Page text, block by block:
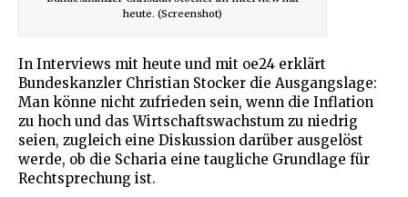
heute. (Screenshot)
In Interviews mit heute und mit oe24 erklärt
Bundeskanzler Christian Stocker die Ausgangslage:
Man könne nicht zufrieden sein, wenn die Inflation
zu hoch und das Wirtschaftswachstum zu niedrig
seien, zugleich eine Diskussion darüber ausgelöst
werde, ob die Scharia eine taugliche Grundlage für
Rechtsprechung ist.